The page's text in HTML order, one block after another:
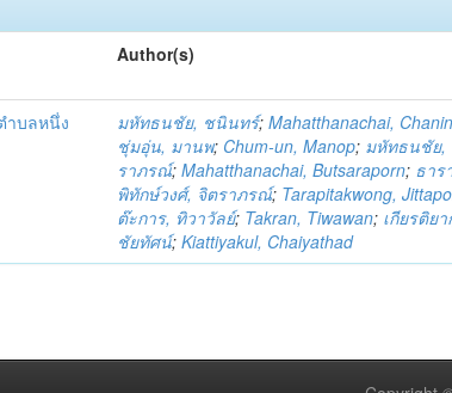
Author(s)
ำบลหนึ่ง
มหัทธนชัย, ชนินทร์;Mahatthanachai,
ชุ่มอุ่น, มานพ; Chum-un, Manop; มหัทธนชัย,
ราภรณ์;Mahatthanachai, Butsaraporn; ธาร
พิทักษ์วงศ์, จิตราภรณ์; Tarapitakwong,
ต๊ะการ, ทิวาวัลย์; Takran, Tiwawan; เกียรติยา
ชัยทัศน์;Kiattiyakul, Chaiyathad